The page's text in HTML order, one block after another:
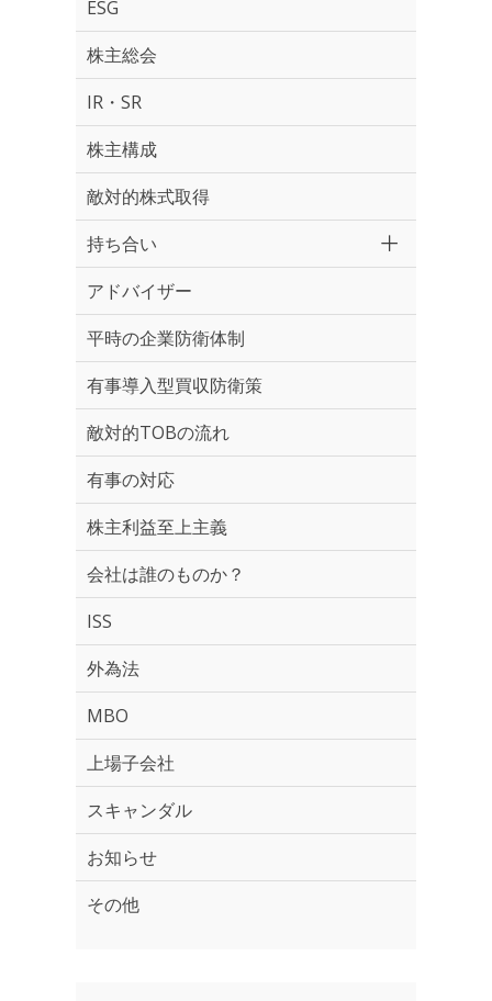
ESG
株主総会
IR・SR
株主構成
敵対的株式取得
持ち合い
アドバイザー
平時の企業防衛体制
有事導入型買収防衛策
敵対的TOBの流れ
有事の対応
株主利益至上主義
会社は誰のものか？
ISS
外為法
MBO
上場子会社
スキャンダル
お知らせ
その他